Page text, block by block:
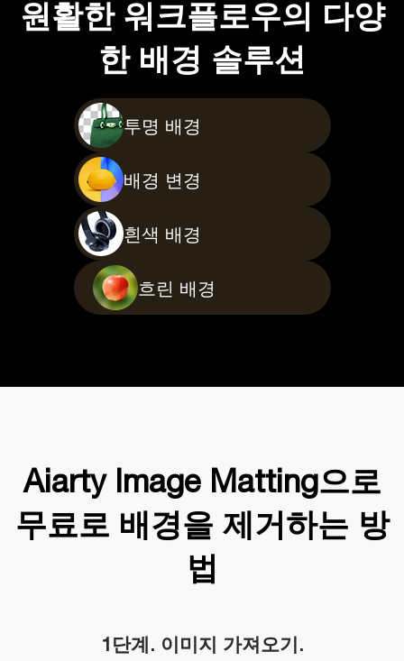
원활한 워크플로우의 다양
한 배경 솔루션
투명 배경
배경 변경
흰색 배경
흐린 배경
Aiarty Image Matting으로
무료로 배경을 제거하는 방
법
1단계. 이미지 가져오기.